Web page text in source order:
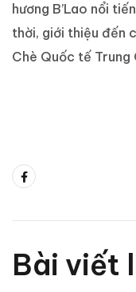
hương B’Lao nổi
thời, giới thiệu đến
Chè Quốc tế Trung
Bài viết